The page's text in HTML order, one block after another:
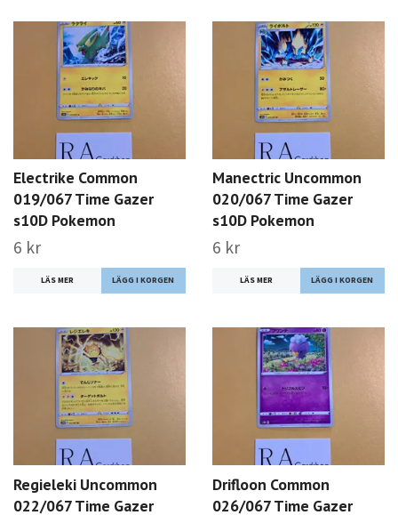
Electrike Common
019/067 Time Gazer
s10D Pokemon
6 kr
LÄS MER
Manectric Uncommon
020/067 Time Gazer
s10D Pokemon
6 kr
LÄS MER
Regieleki Uncommon
022/067 Time Gazer
Drifloon Common
026/067 Time Gazer